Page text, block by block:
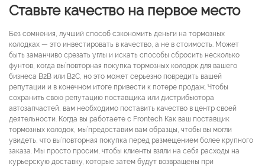
Ставьте качество на первое место
Без сомнения, лучший способ сэкономить деньги на тормозных
колодках — это инвестировать в качество, а не в стоимость. Может
быть заманчиво срезать углы и искать способы сбросить несколько
фунтов, когда вы’повторная покупка тормозных колодок для вашего
бизнеса B2B или B2C, но это может серьезно повредить вашей
репутации и в конечном итоге привести к потере продаж. Чтобы
сохранить свою репутацию поставщика или дистрибьютора
автозапчастей, вам необходимо поставить качество в центр своей
деятельности. Когда вы работаете с Frontech Как ваш поставщик
тормозных колодок, мы’предоставим вам образцы, чтобы вы могли
увидеть, что вы’повторная покупка перед размещением более крупного
заказа. Мы просто просим, ​​чтобы клиенты взяли на себя расходы на
курьерскую доставку, которые затем будут возвращены при